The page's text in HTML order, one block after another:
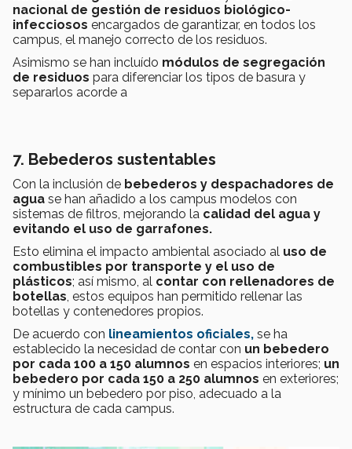
nacional de gestión de residuos biológico-
infecciosos encargados de garantizar, en todos los
campus, el manejo correcto de los residuos.
Asimismo se han incluído módulos de segregación
de residuos para diferenciar los tipos de basura y
separarlos acorde a
7. Bebederos sustentables
Con la inclusión de bebederos y despachadores de
agua se han añadido a los campus modelos con
sistemas de filtros, mejorando la calidad del agua y
evitando el uso de garrafones.
Esto elimina el impacto ambiental asociado al uso de
combustibles por transporte y el uso de
plásticos; así mismo, al contar con rellenadores de
botellas , estos equipos han permitido rellenar las
botellas y contenedores propios.
De acuerdo con lineamientos oficiales, se ha
establecido la necesidad de contar con un bebedero
por cada 100 a 150 alumnos en espacios interiores; un
bebedero por cada 150 a 250 alumnos en exteriores;
y mínimo un bebedero por piso, adecuado a la
estructura de cada campus.